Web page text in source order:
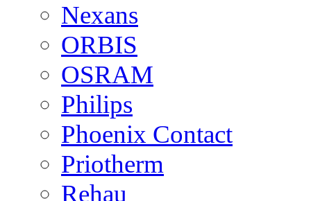
Nexans
ORBIS
OSRAM
Philips
Phoenix Contact
Priotherm
Rehau